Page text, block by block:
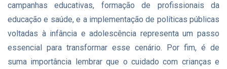
campanhas educativas, formação de profissionais da
educação e saúde, e a implementação de políticas públicas
voltadas à infância e adolescência representa um passo
essencial para transformar esse cenário. Por fim, é de
suma importância lembrar que o cuidado com crianças e